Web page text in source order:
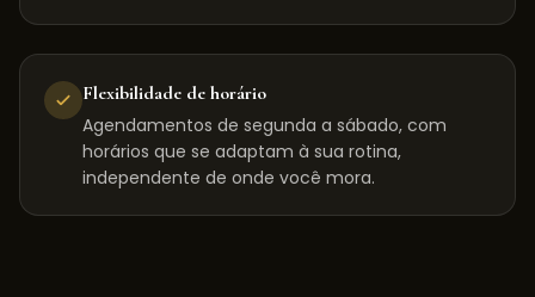
Flexibilidade de horário
Agendamentos de segunda a sábado, com
horários que se adaptam à sua rotina,
independente de onde você mora.